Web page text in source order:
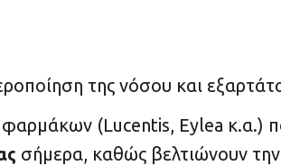
της νόσου και
φαρμάκων (Lucentis, Eylea κ.α.)
σήμερα, καθώς βελτιώνουν